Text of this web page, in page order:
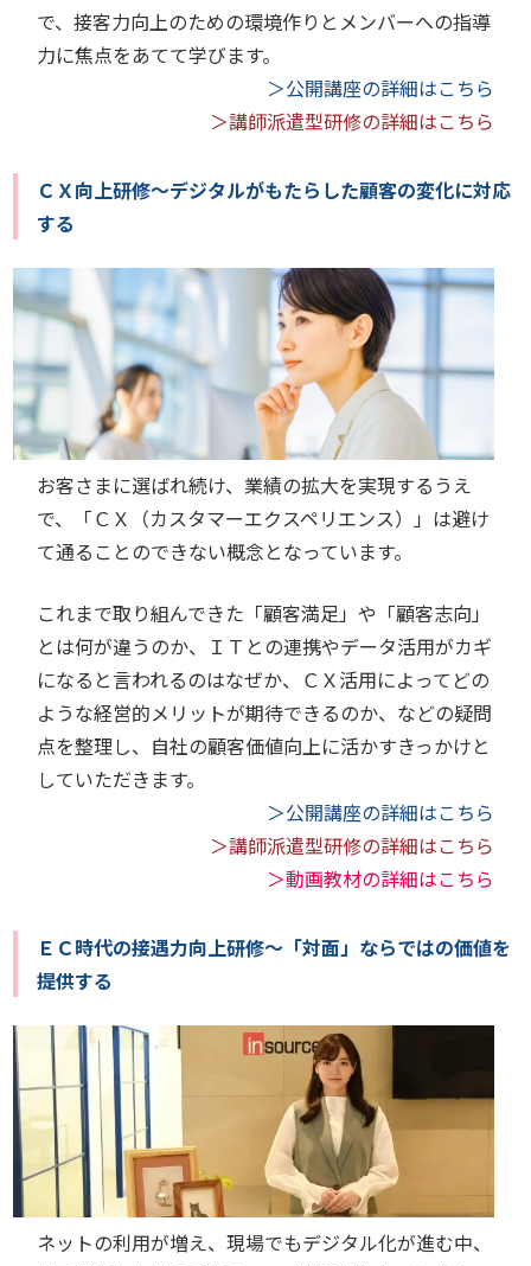
で、接客力向上のための環境作りとメンバーへの指導
力に焦点をあてて学びます。
＞公開講座の詳細はこちら
＞講師派遣型研修の詳細はこちら
ＣＸ向上研修～デジタルがもたらした顧客の変化に対応
する
お客さまに選ばれ続け、業績の拡大を実現するうえ
で、「ＣＸ（カスタマーエクスペリエンス）」は避け
て通ることのできない概念となっています。
これまで取り組んできた「顧客満足」や「顧客志向」
とは何が違うのか、ＩＴとの連携やデータ活用がカギ
になると言われるのはなぜか、ＣＸ活用によってどの
ような経営的メリットが期待できるのか、などの疑問
点を整理し、自社の顧客価値向上に活かすきっかけと
していただきます。
＞公開講座の詳細はこちら
＞講師派遣型研修の詳細はこちら
＞動画教材の詳細はこちら
ＥＣ時代の接遇力向上研修～「対面」ならではの価値を
提供する
ネットの利用が増え、現場でもデジタル化が進む中、